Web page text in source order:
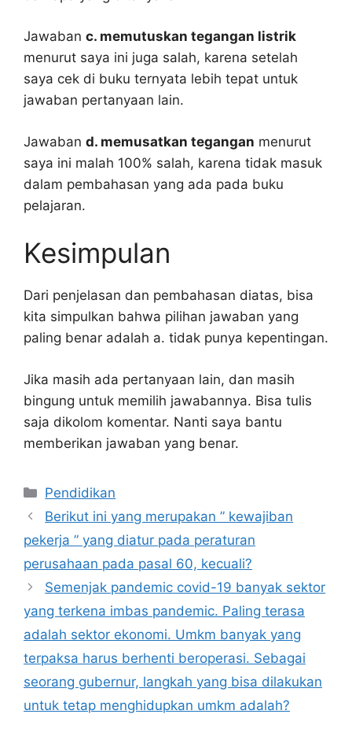
Jawaban c. memutuskan tegangan listrik
menurut saya ini juga salah, karena setelah
saya cek di buku ternyata lebih tepat untuk
jawaban pertanyaan lain.
Jawaban d. memusatkan tegangan menurut
saya ini malah 100% salah, karena tidak masuk
dalam pembahasan yang ada pada buku
pelajaran.
Kesimpulan
Dari penjelasan dan pembahasan diatas, bisa
kita simpulkan bahwa pilihan jawaban yang
paling benar adalah a. tidak punya kepentingan.
Jika masih ada pertanyaan lain, dan masih
bingung untuk memilih jawabannya. Bisa tulis
saja dikolom komentar. Nanti saya bantu
memberikan jawaban yang benar.
Kategori
Pendidikan
Berikut ini yang merupakan ” kewajiban
pekerja ” yang diatur pada peraturan
perusahaan pada pasal 60, kecuali?
Semenjak pandemic covid-19 banyak sektor
yang terkena imbas pandemic. Paling terasa
adalah sektor ekonomi. Umkm banyak yang
terpaksa harus berhenti beroperasi. Sebagai
seorang gubernur, langkah yang bisa dilakukan
untuk tetap menghidupkan umkm adalah?